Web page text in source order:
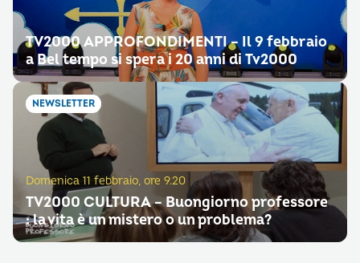
TV2000 APPROFONDIMENTI – Il 9 febbraio
a Bel tempo si spera i 20 anni di Tv2000
NEWSLETTER
Domenica 11 febbraio, ore 9.20
TV2000 CULTURA – Buongiorno professore
: la vita è un mistero o un problema?